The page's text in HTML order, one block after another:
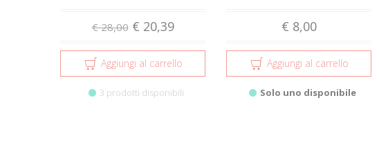
€ 28,00 € 20,39
Aggiungi al carrello
3 prodotti disponibili
€ 8,00
Aggiungi al carrello
Solo uno disponibile